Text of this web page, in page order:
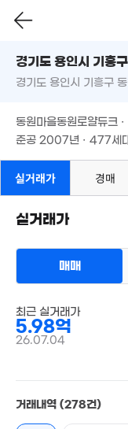
필터 매물 탐
경기도 용인시 기흥
준공 2007년 · 477세대 /
경기도 용인시 기흥
경기도 용인시 기흥구
동원마을동원로얄듀크
준공 2007년 · 477세
실거래가 경매
실거래가
매매
최근 실거래가
5.98억
26.07.04
거래내역 (278건)